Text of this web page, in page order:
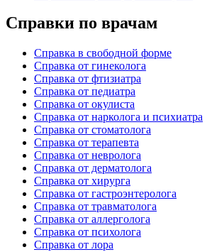
Справки по врачам
Справка в свободной форме
Справка от гинеколога
Справка от фтизиатра
Справка от педиатра
Справка от окулиста
Справка от нарколога и психиатра
Справка от стоматолога
Справка от терапевта
Справка от невролога
Справка от дерматолога
Справка от хирурга
Справка от гастроэнтеролога
Справка от травматолога
Справка от аллерголога
Справка от психолога
Справка от лора